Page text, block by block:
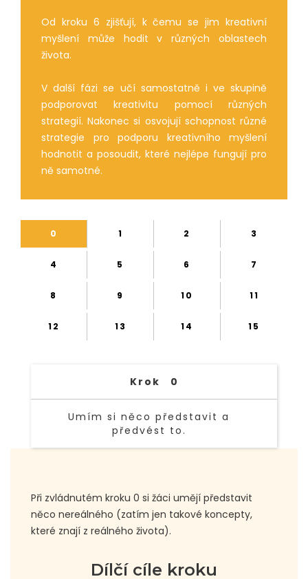
Od kroku 6 zjišťují, k čemu se jim kreativní
myšlení může hodit v různých oblastech
života.
V další fázi se učí samostatně i ve skupině
podporovat kreativitu pomocí různých
strategií. Nakonec si osvojují schopnost různé
strategie pro podporu kreativního myšlení
hodnotit a posoudit, které nejlépe fungují pro
ně samotné.
0 1 2 3
4 5 6 7
8 9 10 11
12 13 14 15
Krok 0
Umím si něco představit a
předvést to.
Při zvládnutém kroku 0 si žáci umějí představit
něco nereálného (zatím jen takové koncepty,
které znají z reálného života).
Dílčí cíle kroku